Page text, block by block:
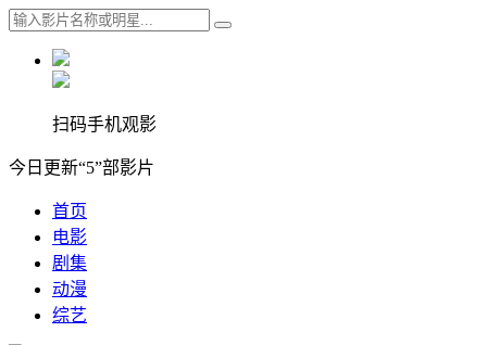
扫码手机观影
今日更新“5”部影片
首页
电影
剧集
动漫
综艺